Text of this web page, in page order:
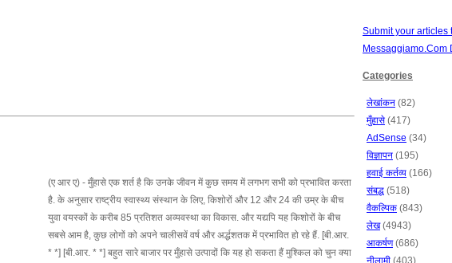
(ए आर ए) - मुँहासे एक शर्त है कि उनके जीवन में कुछ समय में लगभग सभी को प्रभावित करता
है. के अनुसार राष्ट्रीय स्वास्थ्य संस्थान के लिए, किशोरों और 12 और 24 की उम्र के बीच
युवा वयस्कों के करीब 85 प्रतिशत अव्यवस्था का विकास. और यद्यपि यह किशोरों के बीच
सबसे आम है, कुछ लोगों को अपने चालीसवें वर्ष और अर्द्धशतक में प्रभावित हो रहे हैं. [बी.आर.
* *] [बी.आर. * *] बहुत सारे बाजार पर मुँहासे उत्पादों कि यह हो सकता हैं मुश्किल को चुन क्या
Submit your articles
Messaggiamo.Com
Categories
लेखांकन (82)
मुँहासे (417)
AdSense (34)
विज्ञापन (195)
हवाई कर्तव्य (166)
संबद्ध (518)
वैकल्पिक (843)
लेख(4943)
आकर्षण(686)
नीलामी (403)